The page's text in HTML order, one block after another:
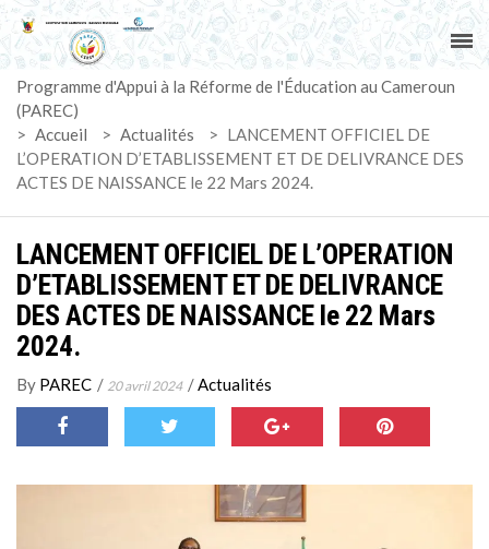
ACCUEIL
PAREC
ACTUALITÉS
ACTIVITÉS
DOCUMENTS
MARCHÉS
SUIVI-EVALUATION
Programme d'Appui à la Réforme de l'Éducation au Cameroun
(PAREC)
> Accueil > Actualités > LANCEMENT OFFICIEL DE
L’OPERATION D’ETABLISSEMENT ET DE DELIVRANCE DES
ACTES DE NAISSANCE le 22 Mars 2024.
LANCEMENT OFFICIEL DE L’OPERATION
D’ETABLISSEMENT ET DE DELIVRANCE
DES ACTES DE NAISSANCE le 22 Mars
2024.
By PAREC / 20 avril 2024 /Actualités